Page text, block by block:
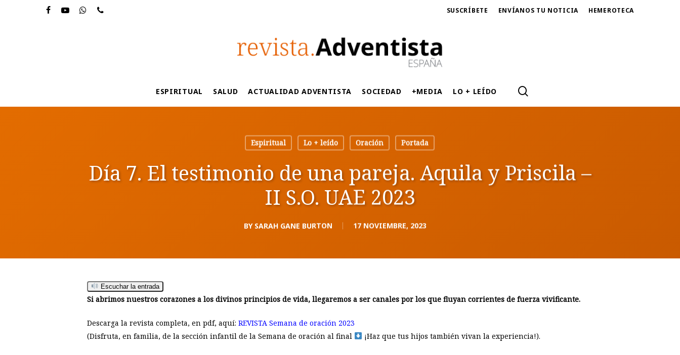
SUSCRÍBETE ENVÍANOS TU NOTICIA HEMEROTECA
ESPIRITUAL SALUD ACTUALIDAD ADVENTISTA SOCIEDAD +MEDIA LO + LEÍDO
Espiritual Lo + leído Oración Portada
Día 7. El testimonio de una pareja. Aquila y Priscila –
II S.O. UAE 2023
BY SARAH GANE BURTON 17 NOVIEMBRE, 2023
Escuchar la entrada
Si abrimos nuestros corazones a los divinos principios de vida, llegaremos a ser canales por los que fluyan corrientes de fuerza vivificante.
Descarga la revista completa, en pdf, aquí: REVISTA Semana de oración 2023
(Disfruta, en familia, de la sección infantil de la Semana de oración al final
¡Haz que tus hijos también vivan la experiencia!).